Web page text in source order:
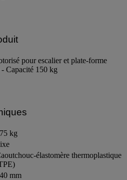
pour escalier et plate-forme
Capacité 150 kg
kg
élastomère thermoplastique
mm